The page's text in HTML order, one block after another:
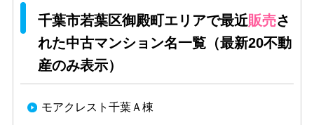
千葉市若葉区御殿町エリアで最近販売さ
れた中古マンション名一覧（最新20不動
産のみ表示）
モアクレスト千葉Ａ棟